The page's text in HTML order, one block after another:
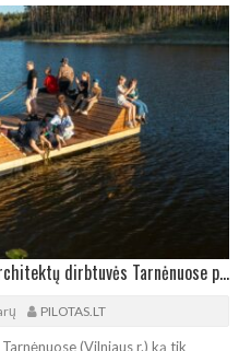
SAULĖS TAŠKAS: Keliaujančios architektų dirbtuvės Tarnėnuose pastatė išskirtinį plaustą
PILOTAS.LT
(Vilniaus r.) ką tik